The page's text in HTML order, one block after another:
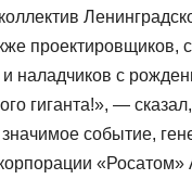
проектировщиков,
наладчиков с
гиганта!», — сказал,
событие,
«Росатом»